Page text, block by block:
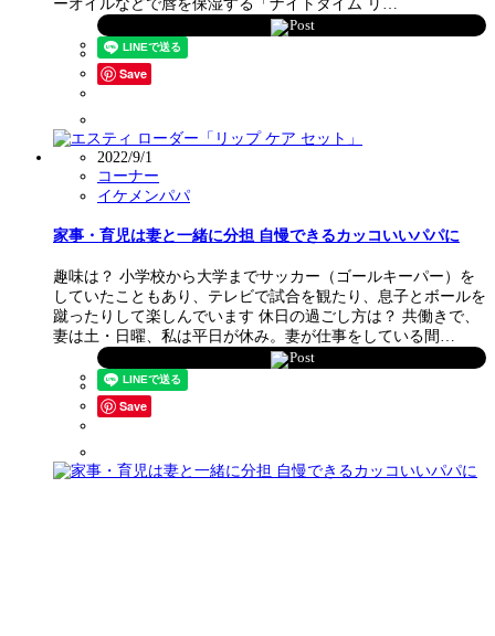
ーオイルなどで唇を保湿する「ナイトタイム リ…
Post
Save
2022/9/1
コーナー
イケメンパパ
家事・育児は妻と一緒に分担 自慢できるカッコいいパパに
趣味は？ 小学校から大学までサッカー（ゴールキーパー）を
していたこともあり、テレビで試合を観たり、息子とボールを
蹴ったりして楽しんでいます 休日の過ごし方は？ 共働きで、
妻は土・日曜、私は平日が休み。妻が仕事をしている間…
Post
Save